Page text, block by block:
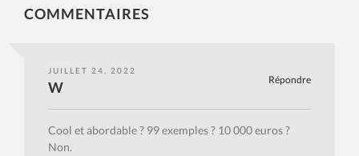
COMMENTAIRES
JUILLET 24, 2022
Répondre
W
Cool et abordable ? 99 exemples ? 10 000 euros ?
Non.